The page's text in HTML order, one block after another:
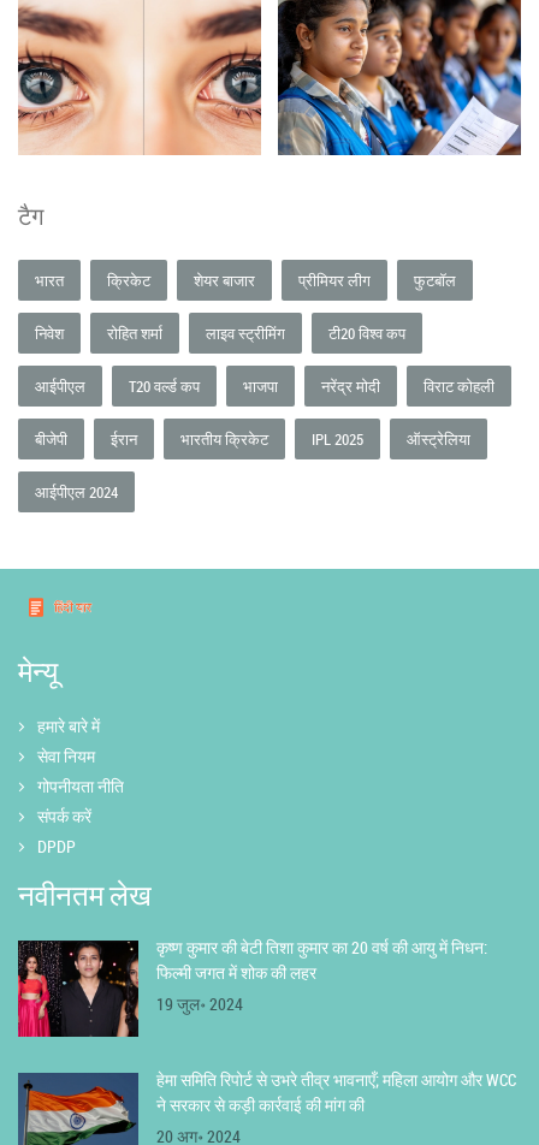
टैग
भारत क्रिकेट शेयर बाजार प्रीमियर लीग फुटबॉल
निवेश रोहित शर्मा लाइव स्ट्रीमिंग टी20 विश्व कप
आईपीएल T20 वर्ल्ड कप भाजपा नरेंद्र मोदी विराट कोहली
बीजेपी ईरान भारतीय क्रिकेट IPL 2025 ऑस्ट्रेलिया
आईपीएल 2024
मेन्यू
हमारे बारे में
सेवा नियम
गोपनीयता नीति
संपर्क करें
DPDP
नवीनतम लेख
कृष्ण कुमार की बेटी तिशा कुमार का 20 वर्ष की आयु में निधन:
फिल्मी जगत में शोक की लहर
19 जुल॰ 2024
हेमा समिति रिपोर्ट से उभरे तीव्र भावनाएँ; महिला आयोग और WCC
ने सरकार से कड़ी कार्रवाई की मांग की
20 अग॰ 2024